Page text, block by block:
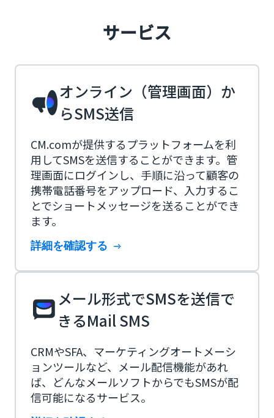
サービス
オンライン（管理画面）か
らSMS送信
CM.comが提供するプラットフォームを利
用してSMSを送信することができます。管
理画面にログインし、手順に沿って顧客の
携帯電話番号をアップロード、入力するこ
とでショートメッセージを送ることができ
ます。
詳細を確認する
メール形式でSMSを送信で
きるMail SMS
CRMやSFA、マーケティングオートメーシ
ョンツールなど、メール配信機能があれ
ば、どんなメールソフトからでもSMSが配
信可能になるサービス。